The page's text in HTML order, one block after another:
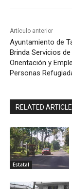
Artículo anterior
Ayuntamiento de
Brinda Servicios de
Orientación y
Personas
RELATED
Estatal